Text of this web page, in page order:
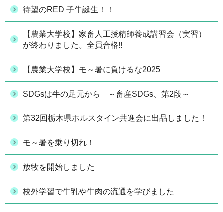
待望のRED 子牛誕生！！
【農業大学校】家畜人工授精師養成講習会（実習）
が終わりました。全員合格!!
【農業大学校】モ～暑に負けるな2025
SDGsは牛の足元から ～畜産SDGs、第2段～
第32回栃木県ホルスタイン共進会に出品しました！
モ～暑を乗り切れ！
放牧を開始しました
校外学習で牛乳や牛肉の流通を学びました